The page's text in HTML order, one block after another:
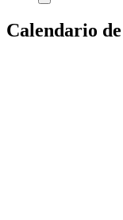
Calendario